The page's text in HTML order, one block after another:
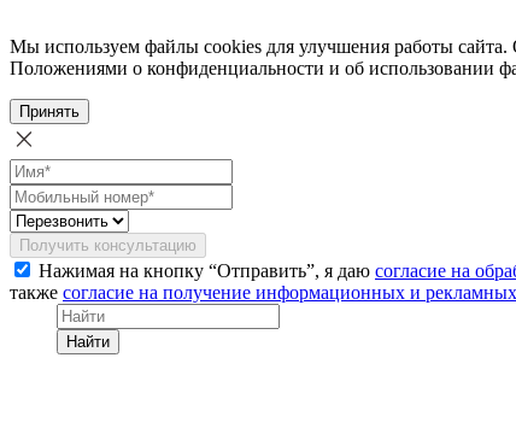
Мы используем файлы cookies для улучшения работы сайта.
Положениями о конфиденциальности и об использовании
Принять
Получить консультацию
Нажимая на кнопку “Отправить”, я даю согласие на
также согласие на получение информационных и
Найти